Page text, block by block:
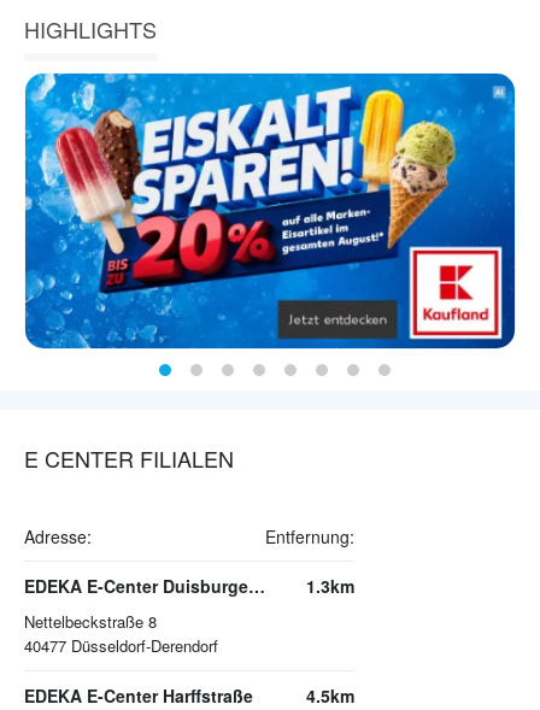
HIGHLIGHTS
E CENTER FILIALEN
Adresse: Entfernung:
EDEKA E-Center Duisburger Straße
Nettelbeckstraße 8
40477 Düsseldorf-Derendorf
1.3km
EDEKA E-Center Harffstraße 4.5km